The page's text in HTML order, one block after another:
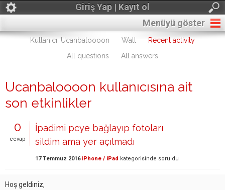
Giriş Yap | Kayıt ol
Menüyü göster
Kullanıcı: Ucanbaloooon Wall
Recent activity
All questions
All answers
Ucanbaloooon kullanıcısına ait
son etkinlikler
0
cevap
İpadimi pcye bağlayıp fotoları
sildim ama yer açılmadı
17 Temmuz 2016 iPhone / iPad kategorisinde soruldu
Hoş geldiniz,